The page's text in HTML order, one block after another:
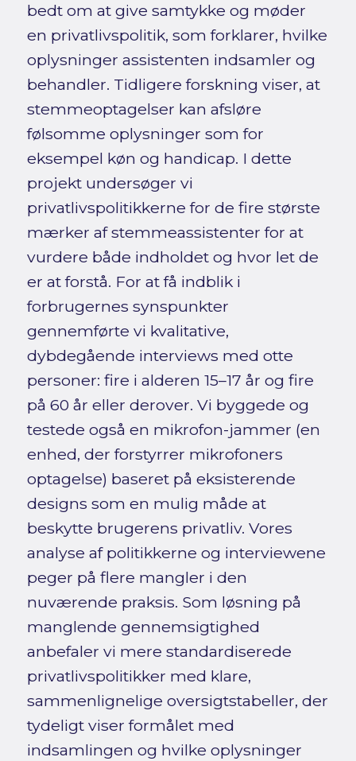
bedt om at give samtykke og møder
en privatlivspolitik, som forklarer, hvilke
oplysninger assistenten indsamler og
behandler. Tidligere forskning viser, at
stemmeoptagelser kan afsløre
følsomme oplysninger som for
eksempel køn og handicap. I dette
projekt undersøger vi
privatlivspolitikkerne for de fire største
mærker af stemmeassistenter for at
vurdere både indholdet og hvor let de
er at forstå. For at få indblik i
forbrugernes synspunkter
gennemførte vi kvalitative,
dybdegående interviews med otte
personer: fire i alderen 15–17 år og fire
på 60 år eller derover. Vi byggede og
testede også en mikrofon-jammer (en
enhed, der forstyrrer mikrofoners
optagelse) baseret på eksisterende
designs som en mulig måde at
beskytte brugerens privatliv. Vores
analyse af politikkerne og interviewene
peger på flere mangler i den
nuværende praksis. Som løsning på
manglende gennemsigtighed
anbefaler vi mere standardiserede
privatlivspolitikker med klare,
sammenlignelige oversigtstabeller, der
tydeligt viser formålet med
indsamlingen og hvilke oplysninger